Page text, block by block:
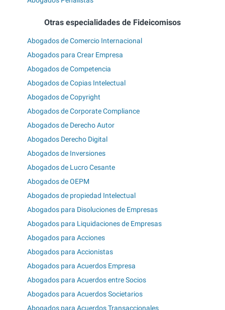
Otras especialidades de Fideicomisos
Abogados de Comercio Internacional
Abogados para Crear Empresa
Abogados de Competencia
Abogados de Copias Intelectual
Abogados de Copyright
Abogados de Corporate Compliance
Abogados de Derecho Autor
Abogados Derecho Digital
Abogados de Inversiones
Abogados de Lucro Cesante
Abogados de OEPM
Abogados de propiedad Intelectual
Abogados para Disoluciones de Empresas
Abogados para Liquidaciones de Empresas
Abogados para Acciones
Abogados para Accionistas
Abogados para Acuerdos Empresa
Abogados para Acuerdos entre Socios
Abogados para Acuerdos Societarios
Abogados para Acuerdos Transaccionales